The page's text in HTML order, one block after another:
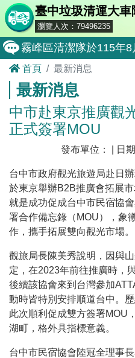
臺中垃圾清運大車
瀏覽人次：79496235
霧峰區清潔隊於115年
大肚區清潔隊於115年
北屯區清潔隊於115年
外埔區清潔隊於115年
石岡區清潔隊於115
全民監督公共工程施工
防堵非洲豬瘟總動員，
因應非洲豬瘟疫情，
8月10日14:30至15:00
首頁 最新消息
最新消息
中市赴東京推廣觀
正式簽署MOU
發布單位： | 日
台中市政府觀光旅遊局赴日
於東京舉辦B2B推廣會拓展
就是成功促成台中市民宿協
署合作備忘錄（MOU），象
作，攜手拓展雙向觀光市場。
觀旅局長陳美秀說明，因與
定，在2023年前往推廣時，
後續該協會來到台灣參加
動時皆特別安排順道台中。
此次順利促成雙方簽署MOU
湖町，格外具指標意義。
台中市民宿協會陸冠全理事